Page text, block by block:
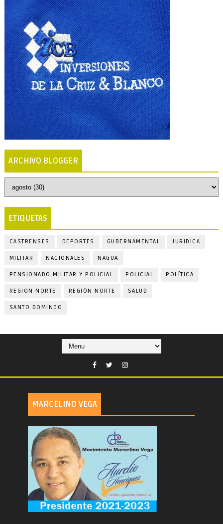
ARCHIVO BLOGGER
ETIQUETAS
CASTRENSES DEPORTES GUBERNAMENTAL JURIDICA
MILITAR NACIONALES NAGUA
PENSIONADO MILITAR Y POLICIAL POLICIAL POLÍTICA
REGION NORTE REGIÓN NORTE SALUD
SANTO DOMINGO
MARCELINO VEGA